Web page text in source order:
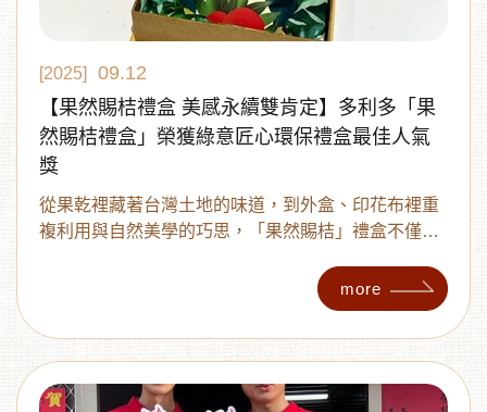
[2025]
09.12
【果然賜桔禮盒 美感永續雙肯定】多利多「果
然賜桔禮盒」榮獲綠意匠心環保禮盒最佳人氣
獎
從果乾裡藏著台灣土地的味道，到外盒、印花布裡重
複利用與自然美學的巧思，「果然賜桔」禮盒不僅是
more